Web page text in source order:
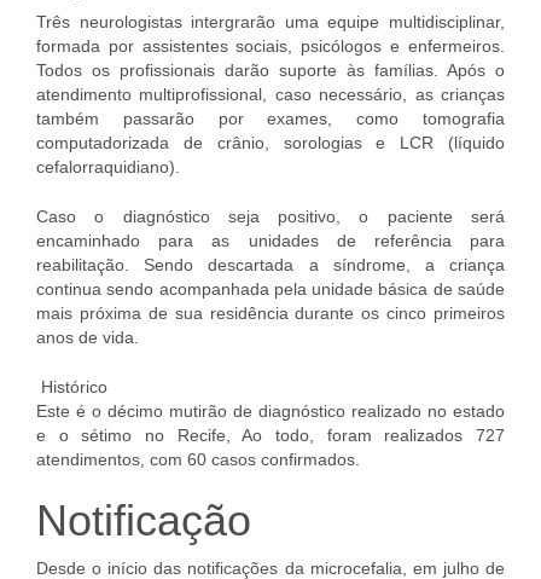
Três neurologistas intergrarão uma equipe multidisciplinar,
formada por assistentes sociais, psicólogos e enfermeiros.
Todos os profissionais darão suporte às famílias. Após o
atendimento multiprofissional, caso necessário, as crianças
também passarão por exames, como tomografia
computadorizada de crânio, sorologias e LCR (líquido
cefalorraquidiano).
Caso o diagnóstico seja positivo, o paciente será
encaminhado para as unidades de referência para
reabilitação. Sendo descartada a síndrome, a criança
continua sendo acompanhada pela unidade básica de saúde
mais próxima de sua residência durante os cinco primeiros
anos de vida.
Histórico
Este é o décimo mutirão de diagnóstico realizado no estado
e o sétimo no Recife, Ao todo, foram realizados 727
atendimentos, com 60 casos confirmados.
Notificação
Desde o início das notificações da microcefalia, em julho de